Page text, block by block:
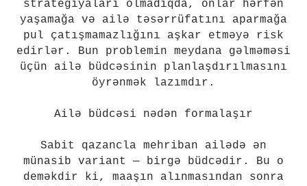
strategiyaları olmadıqda, onlar hərfən
yaşamağa və ailə təsərrüfatını aparmağa
pul çatışmamazlığını aşkar etməyə risk
edirlər. Bun problemin meydana gəlməməsi
üçün ailə büdcəsinin planlaşdırılmasını
öyrənmək lazımdır.
Ailə büdcəsi nədən formalaşır
Sabit qazancla mehriban ailədə ən
münasib variant — birgə büdcədir. Bu o
deməkdir ki, maaşın alınmasından sonra